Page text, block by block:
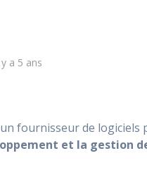
a 5 ans
fournisseur de logiciels
et la gestion